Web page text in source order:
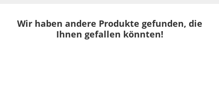
Wir haben andere Produkte gefunden, die
Ihnen gefallen könnten!